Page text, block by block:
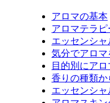
アロマの基本
アロマテラ
エッセンシ
気分でアロマ
目的別にア
香りの種類
エッセンシ